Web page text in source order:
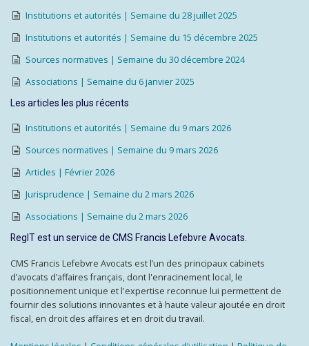
Institutions et autorités | Semaine du 28 juillet 2025
Institutions et autorités | Semaine du 15 décembre 2025
Sources normatives | Semaine du 30 décembre 2024
Associations | Semaine du 6 janvier 2025
Les articles les plus récents
Institutions et autorités | Semaine du 9 mars 2026
Sources normatives | Semaine du 9 mars 2026
Articles | Février 2026
Jurisprudence | Semaine du 2 mars 2026
Associations | Semaine du 2 mars 2026
RegIT est un service de CMS Francis Lefebvre Avocats.
CMS Francis Lefebvre Avocats est l’un des principaux cabinets
d’avocats d’affaires français, dont l'enracinement local, le
positionnement unique et l'expertise reconnue lui permettent de
fournir des solutions innovantes et à haute valeur ajoutée en droit
fiscal, en droit des affaires et en droit du travail.